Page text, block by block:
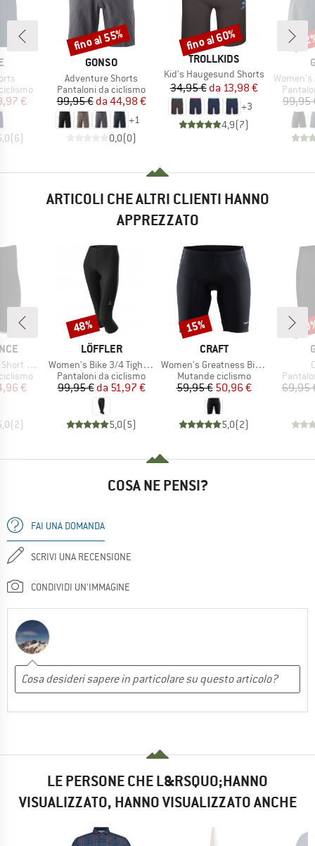
ridotto
€
(6)
MARCHIO
GONSO
Articolo
Adventure Shorts
Gruppo di prodotti
Pantaloni da ciclismo
Prezzo
99,95 € Prezzo ridotto
da 44,98 €
+1
0,0(0)
Sconto
fino al 55%
MARCHIO
TROLLKIDS
Articolo
Kid's Haugesund Shorts
Prezzo
34,95 € Prezzo ridotto
da 13,98 €
+3
4,9(7)
Sconto
fino al 60%
Articolo
Women's
99,95
ARTICOLI CHE ALTRI CLIENTI HANNO
APPREZZATO
w/ Gel-Pad
ridotto
€
(2)
MARCHIO
LÖFFLER
Articolo
Women's Bike 3/4 Tights Basic
Gruppo di prodotti
Pantaloni da ciclismo
Prezzo
99,95 € Prezzo ridotto
da 51,97 €
5,0(5)
Sconto
48%
MARCHIO
CRAFT
Articolo
Women's Greatness Bike Shorts
Gruppo di prodotti
Mutande ciclismo
Prezzo
59,95 €Prezzo ridotto
50,96 €
5,0(2)
Sconto
15%
69,95
COSA NE PENSI?
FAI UNA DOMANDA
SCRIVI UNA RECENSIONE
CONDIVIDI UN'IMMAGINE
LE PERSONE CHE L&RSQUO;HANNO
VISUALIZZATO, HANNO VISUALIZZATO ANCHE